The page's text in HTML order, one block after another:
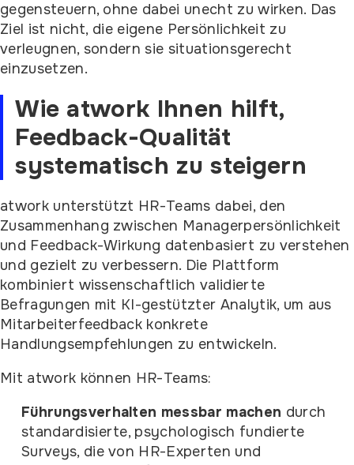
gegensteuern, ohne dabei unecht zu wirken. Das
Ziel ist nicht, die eigene Persönlichkeit zu
verleugnen, sondern sie situationsgerecht
einzusetzen.
Wie atwork Ihnen hilft,
Feedback-Qualität
systematisch zu steigern
atwork unterstützt HR-Teams dabei, den
Zusammenhang zwischen Managerpersönlichkeit
und Feedback-Wirkung datenbasiert zu verstehen
und gezielt zu verbessern. Die Plattform
kombiniert wissenschaftlich validierte
Befragungen mit KI-gestützter Analytik, um aus
Mitarbeiterfeedback konkrete
Handlungsempfehlungen zu entwickeln.
Mit atwork können HR-Teams:
Führungsverhalten messbar machen durch
standardisierte, psychologisch fundierte
Surveys, die von HR-Experten und